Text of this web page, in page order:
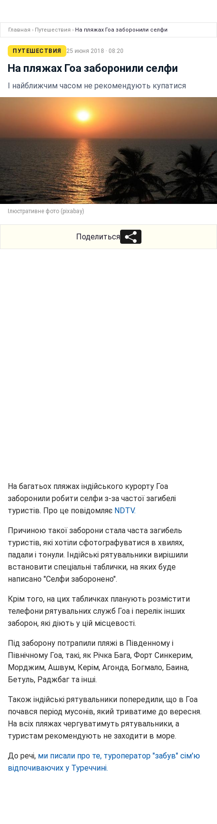
Главная › Путешествия › На пляжах Гоа заборонили селфи
ПУТЕШЕСТВИЯ 25 июня 2018 · 08:20
На пляжах Гоа заборонили селфи
І найближчим часом не рекомендують купатися
Ілюстративне фото (pixabay)
Поделиться
На багатьох пляжах індійського курорту Гоа
заборонили робити селфи з-за частої загибелі
туристів. Про це повідомляє NDTV.
Причиною такої заборони стала часта загибель
туристів, які хотіли сфотографуватися в хвилях,
падали і тонули. Індійські рятувальники вирішили
встановити спеціальні таблички, на яких буде
написано "Селфи заборонено".
Крім того, на цих табличках планують розмістити
телефони рятувальних служб Гоа і перелік інших
заборон, які діють у цій місцевості.
Під заборону потрапили пляжі в Південному і
Північному Гоа, такі, як Річка Бага, Форт Синкерим,
Морджим, Ашвум, Керім, Агонда, Богмало, Баина,
Бетуль, Раджбаг та інші.
Також індійські рятувальники попередили, що в Гоа
почався період мусонів, який триватиме до вересня.
На всіх пляжах чергуватимуть рятувальники, а
туристам рекомендують не заходити в море.
До речі, ми писали про те, туроператор "забув" сім'ю
відпочиваючих у Туреччині.